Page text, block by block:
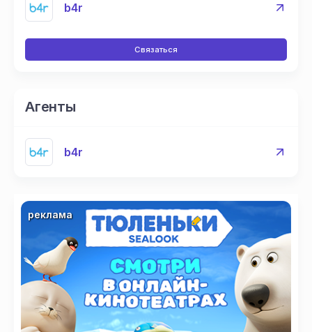
b4r
Связаться
Агенты
b4r
реклама